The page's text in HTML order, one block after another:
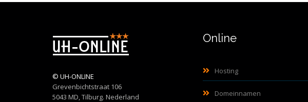
Online
Hosting
Domeinnamen
© UH-ONLINE
Grevenbichtstraat 106
5043 MD, Tilburg. Nederland